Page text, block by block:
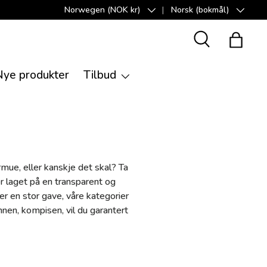
Land/Region
Norwegen (NOK kr) SpråkNorsk (bokmål)
Suche
produkter Tilbud
eller kanskje det skal? Ta
på en transparent og
en stor gave, våre kategorier
kompisen, vil du garantert